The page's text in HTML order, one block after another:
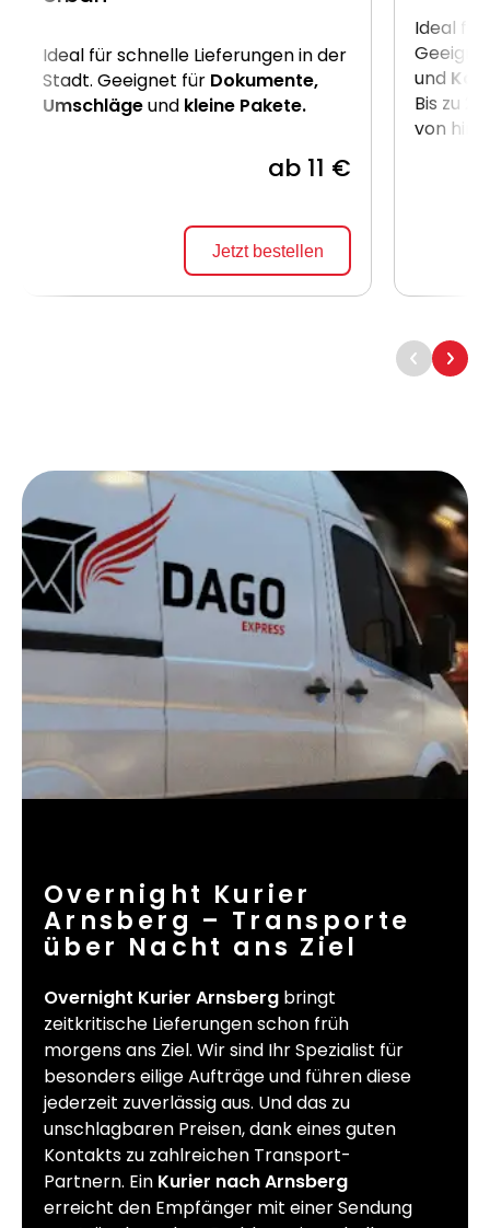
Ideal für schnelle Lieferungen in der
Stadt. Geeignet für Dokumente,
Umschlägeund kleine Pakete.
ab 11 €
Jetzt bestellen
Ideal für
und
Bis zu 2
von
Overnight Kurier
Arnsberg – Transporte
über Nacht ans Ziel
Overnight Kurier Arnsberg bringt
zeitkritische Lieferungen schon früh
morgens ans Ziel. Wir sind Ihr Spezialist für
besonders eilige Aufträge und führen diese
jederzeit zuverlässig aus. Und das zu
unschlagbaren Preisen, dank eines guten
Kontakts zu zahlreichen Transport-
Partnern. Ein Kurier nach Arnsberg
erreicht den Empfänger mit einer Sendung